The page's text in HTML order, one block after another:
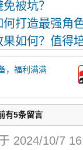
被坑？
打造最强角
如何？值得
，福利满满
有5条留言
2024/10/7